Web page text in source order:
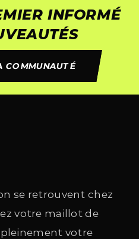
INFORMÉ
COMMUNAUTÉ
se retrouvent chez
votre maillot de
votre